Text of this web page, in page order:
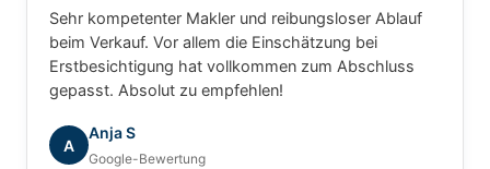
Sehr kompetenter Makler und reibungsloser Ablauf
beim Verkauf. Vor allem die Einschätzung bei
Erstbesichtigung hat vollkommen zum Abschluss
gepasst. Absolut zu empfehlen!
A
Anja S
Google-Bewertung